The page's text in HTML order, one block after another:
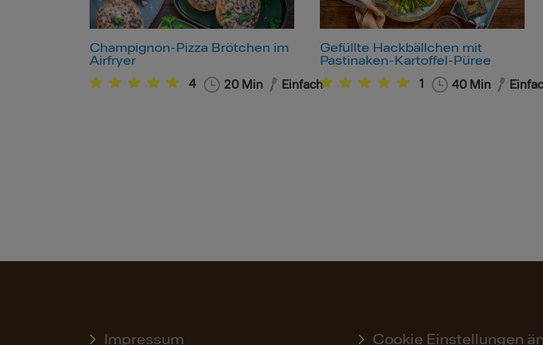
Champignon-Pizza Brötchen im
Airfryer
4 20 Min Einfach
Gefüllte Hackbällchen mit
Pastinaken-Kartoffel-Püree
1 40 Min
Impressum Cookie Einstellungen